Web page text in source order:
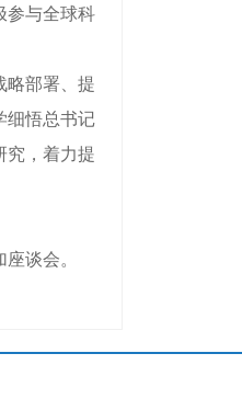
参与全球科
部署、提
细悟总书记
究，着力提
谈会。